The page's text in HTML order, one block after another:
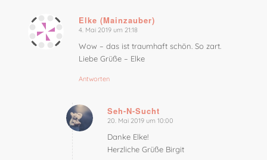
Elke (Mainzauber)
sagte:
4. Mai 2019 um 21:18
Wow – das ist traumhaft schön. So zart.
Liebe Grüße – Elke
Antworten
Seh-N-Sucht
sagte:
20. Mai 2019 um 10:00
Danke Elke!
Herzliche Grüße Birgit